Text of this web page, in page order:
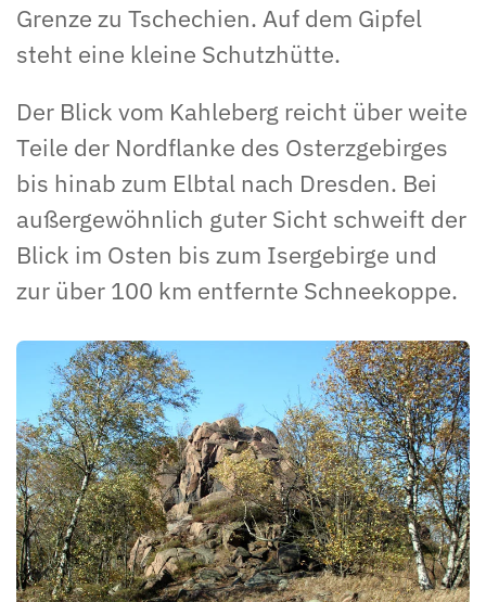
Grenze zu Tschechien. Auf dem Gipfel
steht eine kleine Schutzhütte.
Der Blick vom Kahleberg reicht über weite
Teile der Nordflanke des Osterzgebirges
bis hinab zum Elbtal nach Dresden. Bei
außergewöhnlich guter Sicht schweift der
Blick im Osten bis zum Isergebirge und
zur über 100 km entfernte Schneekoppe.